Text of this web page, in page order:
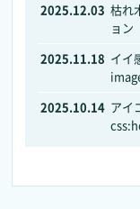
2025.12.03 枯れ
ョン
2025.11.18 イイ
2025.10.14 アイ